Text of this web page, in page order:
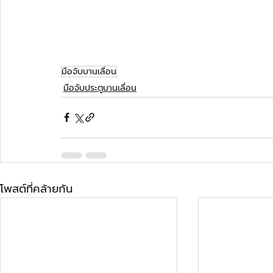
มือจับบานเลื่อน
มือจับประตูบานเลื่อน
โพสต์ที่คล้ายกัน